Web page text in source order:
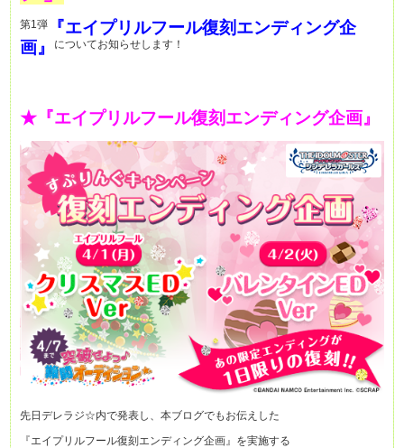
第1弾『エイプリルフール復刻エンディング企
画』
についてお知らせします！
★『エイプリルフール復刻エンディング企画』
先日デレラジ☆内で発表し、本ブログでもお伝えした
『エイプリルフール復刻エンディング企画』を実施する